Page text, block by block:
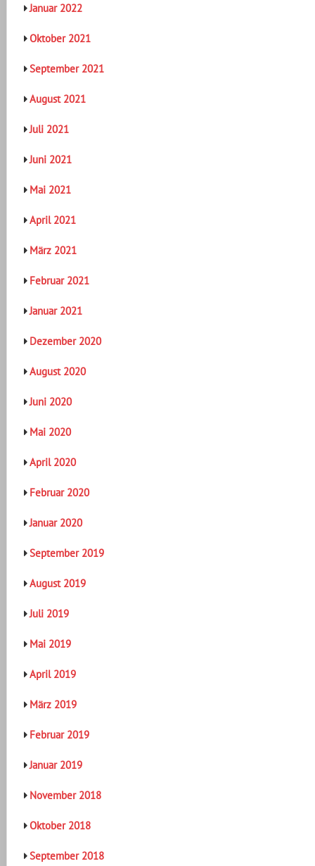
Januar 2022
Oktober 2021
September 2021
August 2021
Juli 2021
Juni 2021
Mai 2021
April 2021
März 2021
Februar 2021
Januar 2021
Dezember 2020
August 2020
Juni 2020
Mai 2020
April 2020
Februar 2020
Januar 2020
September 2019
August 2019
Juli 2019
Mai 2019
April 2019
März 2019
Februar 2019
Januar 2019
November 2018
Oktober 2018
September 2018